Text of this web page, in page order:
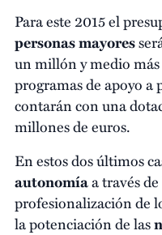
Para este 2015 el
personasmayores
un millón y medio
programas de apoyo a
contarán con una
millones de euros.
En estos dos últimos
autonomíaa través
profesionalización de
la potenciación de las